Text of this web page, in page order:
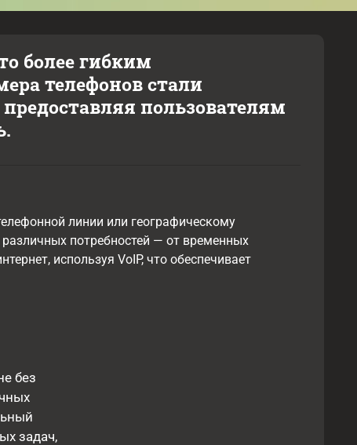
более гибким
телефонов стали
пользователям
линии или географическому
потребностей — от временных
используя VoIP, что обеспечивает
без
задач,